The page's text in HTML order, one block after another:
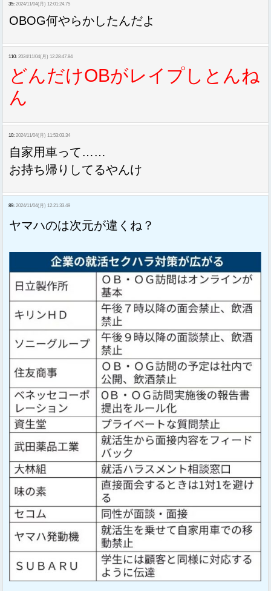
35: 2024/11/04(月) 12:01:24.75
OBOG何やらかしたんだよ
110: 2024/11/04(月) 12:28:47.84
どんだけOBがレイプしとんね
ん
10: 2024/11/04(月) 11:53:03.34
自家用車って……
お持ち帰りしてるやんけ
89: 2024/11/04(月) 12:21:33.49
ヤマハのは次元が違くね？